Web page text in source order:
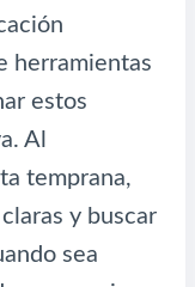
herramientas
estos
Al
temprana,
y buscar
sea